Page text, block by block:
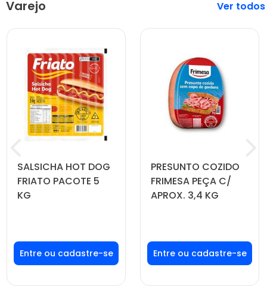
Varejo
SALSICHA HOT DOG
FRIATO PACOTE 5
KG
Faça seu login ou
cadastre-se para
ver preços e
PRESUNTO COZIDO
FRIMESA PEÇA C/
APROX. 3,4 KG
Faça seu login ou
cadastre-se para
ver preços e